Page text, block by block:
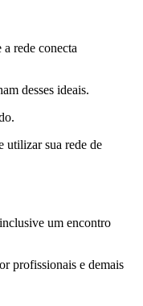
rede conecta
desses ideais.
utilizar sua rede de
um encontro
profissionais e demais